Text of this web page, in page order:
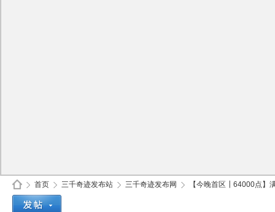
首页 三千奇迹发布站 三千奇迹发布网 【今晚首区┃64000点】